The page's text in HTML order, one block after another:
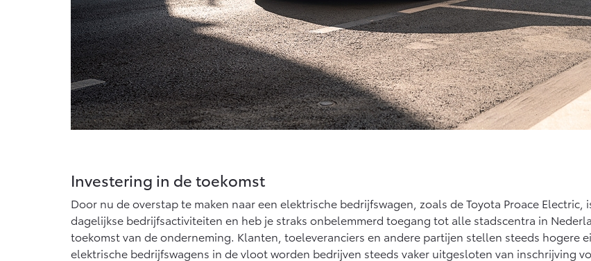
Investering in de toekomst
Door nu de overstap te maken naar een elektrische bedrijfswagen, zoals de Toyota Proace
dagelijkse bedrijfsactiviteiten en heb je straks onbelemmerd toegang tot alle stadscentra in
toekomst van de onderneming. Klanten, toeleveranciers en andere partijen stellen steeds hogere
elektrische bedrijfswagens in de vloot worden bedrijven steeds vaker uitgesloten van inschrijving